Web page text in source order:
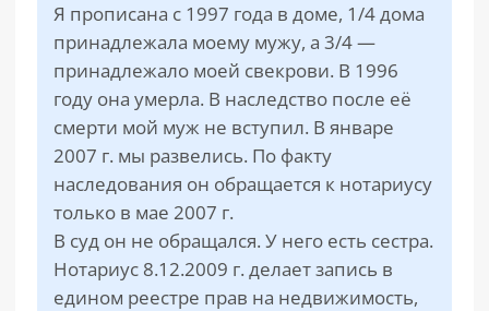
Я прописана с 1997 года в доме, 1/4 дома
принадлежала моему мужу, а 3/4 —
принадлежало моей свекрови. В 1996
году она умерла. В наследство после её
смерти мой муж не вступил. В январе
2007 г. мы развелись. По факту
наследования он обращается к нотариусу
только в мае 2007 г.
В суд он не обращался. У него есть сестра.
Нотариус 8.12.2009 г. делает запись в
едином реестре прав на недвижимость,